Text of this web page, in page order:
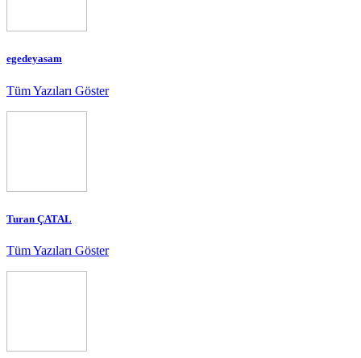
egedeyasam
Tüm Yazıları Göster
Turan ÇATAL
Tüm Yazıları Göster